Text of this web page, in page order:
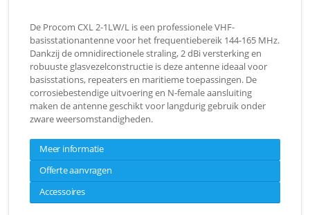
De Procom CXL 2-1LW/L is een professionele VHF-
basisstationantenne voor het frequentiebereik 144-165 MHz.
Dankzij de omnidirectionele straling, 2 dBi versterking en
robuuste glasvezelconstructie is deze antenne ideaal voor
basisstations, repeaters en maritieme toepassingen. De
corrosiebestendige uitvoering en N-female aansluiting
maken de antenne geschikt voor langdurig gebruik onder
zware weersomstandigheden.
Meer informatie
Offerte aanvragen
Accessoires